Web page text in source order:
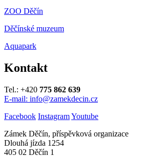
ZOO Děčín
Děčínské muzeum
Aquapark
Kontakt
Tel.: +420 775 862 639
E-mail: info@zamekdecin.cz
Facebook InstagramYoutube
Zámek Děčín, příspěvková organizace
Dlouhá jízda 1254
405 02 Děčín 1